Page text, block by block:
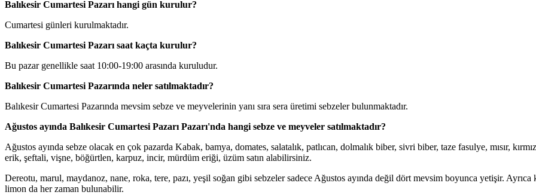
Balıkesir Cumartesi Pazarı hangi gün kurulur?
Cumartesi günleri kurulmaktadır.
Balıkesir Cumartesi Pazarı saat kaçta kurulur?
Bu pazar genellikle saat 10:00-19:00 arasında kuruludur.
Balıkesir Cumartesi Pazarında neler satılmaktadır?
Balıkesir Cumartesi Pazarında mevsim sebze ve meyvelerinin yanı sıra sera üretimi sebzeler bulunmaktadır.
Ağustos ayında Balıkesir Cumartesi Pazarı Pazarı'nda hangi sebze ve meyveler satılmaktadır?
Ağustos ayında sebze olacak en çok pazarda Kabak, bamya, domates, salatalık, patlıcan, dolmalık biber, sivri biber, taze fasulye, mısır,
erik, şeftali, vişne, böğürtlen, karpuz, incir, mürdüm eriği, üzüm satın alabilirsiniz.
Dereotu, marul, maydanoz, nane, roka, tere, pazı, yeşil soğan gibi sebzeler sadece Ağustos ayında değil dört mevsim boyunca yetişir.
limon da her zaman bulunabilir.